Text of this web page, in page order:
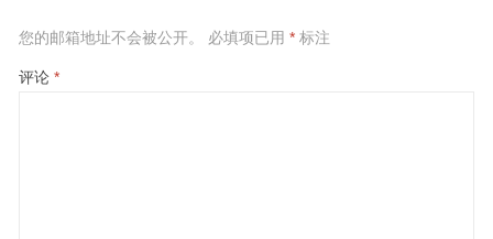
您的邮箱地址不会被公开。 必填项已用 *标注
评论 *